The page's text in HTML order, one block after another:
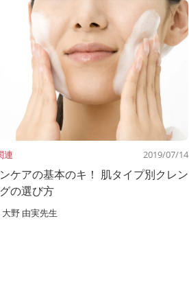
連 2019/07/14
ケアの基本のキ！ 肌タイプ別クレン
の選び方
大野 由実先生